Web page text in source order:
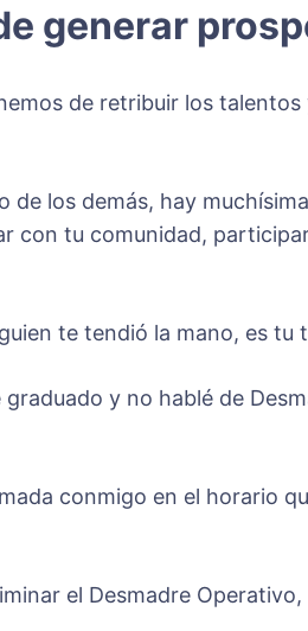
generar
de retribuir los
los demás, hay
con tu comunidad,
te tendió la mano, es tu
y no hablé de
conmigo en el horario
el Desmadre